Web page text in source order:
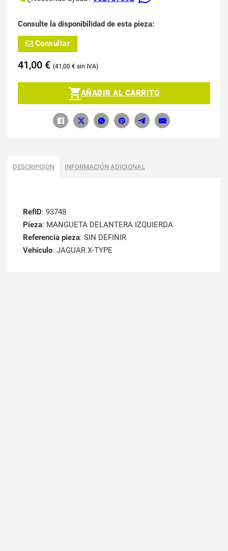
Consulte la disponibilidad de esta pieza:
Consultar
41,00 € 41,00 €
AÑADIR AL CARRITO
DESCRIPCIÓN INFORMACIÓN ADICIONAL
RefID: 93748
Pieza: MANGUETA DELANTERA IZQUIERDA
Referencia pieza: SIN DEFINIR
Vehículo: JAGUAR X-TYPE